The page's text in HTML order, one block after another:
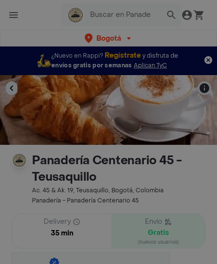
Bogotá
¿Nuevo en Rappi? Regístratey disfruta de
envíos gratis por semanas Aplican TyC
Panadería Centenario 45 -
Teusaquillo
Ac. 45 & Ak. 19, Teusaquillo, Bogotá, Colombia
Panadería - Panadería Centenario 45
Delivery
35 min
Envío
Gratis
(nuevos usuarios)